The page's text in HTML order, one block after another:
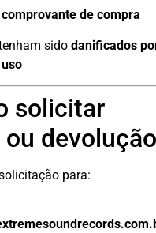
comprovante de compra
sido danificados
solicitar
devolução
para: